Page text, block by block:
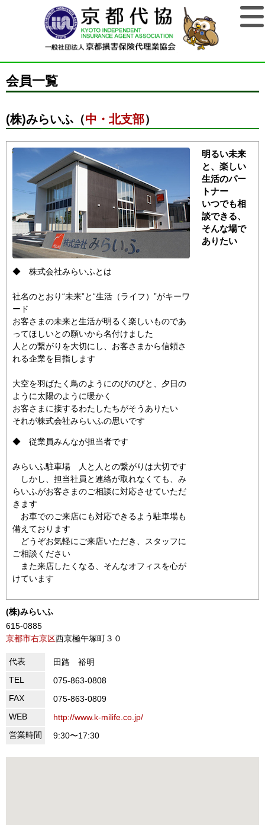
会員一覧
(株)みらいふ（中・北支部）
明るい未来
と、楽しい
生活のパー
トナー
いつでも相
談できる、
そんな場で
ありたい
◆ 株式会社みらいふとは
社名のとおり“未来”と“生活（ライフ）”がキーワ
ード
お客さまの未来と生活が明るく楽しいものであ
ってほしいとの願いから名付けました
人との繋がりを大切にし、お客さまから信頼さ
れる企業を目指します
大空を羽ばたく鳥のようにのびのびと、夕日の
ように太陽のように暖かく
お客さまに接するわたしたちがそうありたい
それが株式会社みらいふの思いです
◆ 従業員みんなが担当者です
みらいふ駐車場 人と人との繋がりは大切です
しかし、担当社員と連絡が取れなくても、み
らいふがお客さまのご相談に対応させていただ
きます
お車でのご来店にも対応できるよう駐車場も
備えております
どうぞお気軽にご来店いただき、スタッフに
ご相談ください
また来店したくなる、そんなオフィスを心が
けています
(株)みらいふ
615-0885
京都市右京区西京極午塚町３０
代表
田路 裕明
TEL
075-863-0808
FAX
075-863-0809
WEB
http://www.k-milife.co.jp/
営業時間
9:30〜17:30